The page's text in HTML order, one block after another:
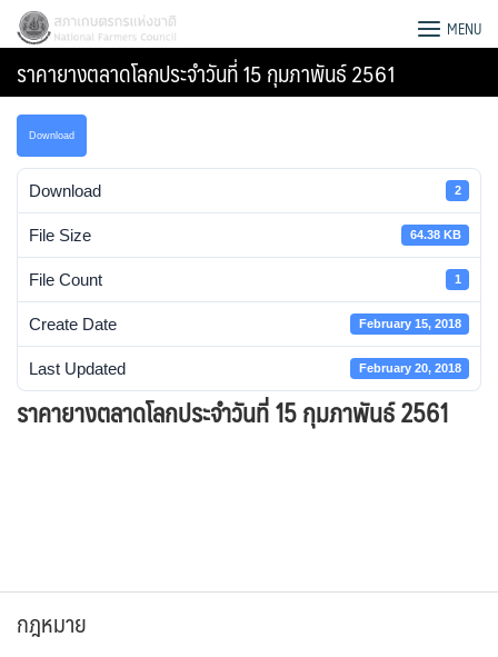
Skip
content
Search
สภาเกษตรกรแห่งชาติ MENU
ราคายางตลาดโลกประจำวันที่ 15 กุมภาพันธ์ 2561
Download
Download 2
File Size 64.38 KB
File Count 1
Create Date February 15, 2018
Last Updated February 20, 2018
ราคายางตลาดโลกประจำวันที่ 15 กุมภาพันธ์ 2561
กฎหมาย